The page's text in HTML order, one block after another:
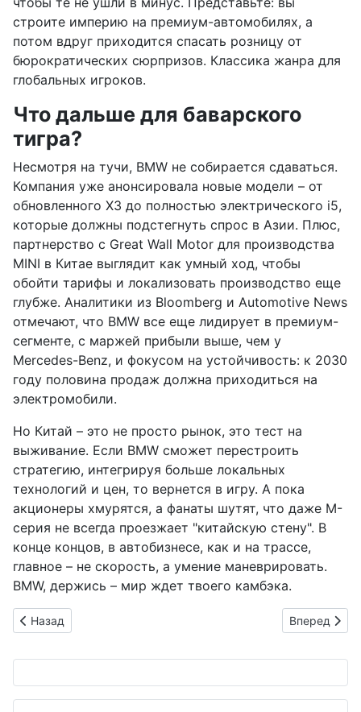
строите империю на премиум-автомобилях, а
потом вдруг приходится спасать розницу от
бюрократических сюрпризов. Классика жанра для
глобальных игроков.
Что дальше для баварского
тигра?
Несмотря на тучи, BMW не собирается сдаваться.
Компания уже анонсировала новые модели – от
обновленного X3 до полностью электрического i5,
которые должны подстегнуть спрос в Азии. Плюс,
партнерство с Great Wall Motor для производства
MINI в Китае выглядит как умный ход, чтобы
обойти тарифы и локализовать производство еще
глубже. Аналитики из Bloomberg и Automotive News
отмечают, что BMW все еще лидирует в премиум-
сегменте, с маржей прибыли выше, чем у
Mercedes-Benz, и фокусом на устойчивость: к 2030
году половина продаж должна приходиться на
электромобили.
Но Китай – это не просто рынок, это тест на
выживание. Если BMW сможет перестроить
стратегию, интегрируя больше локальных
технологий и цен, то вернется в игру. А пока
акционеры хмурятся, а фанаты шутят, что даже M-
серия не всегда проезжает "китайскую стену". В
конце концов, в автобизнесе, как и на трассе,
главное – не скорость, а умение маневрировать.
BMW, держись – мир ждет твоего камбэка.
Предыдущий: Honda CR-V e:HEV: Гибридный прототип
Назад Следующий:
Вперед